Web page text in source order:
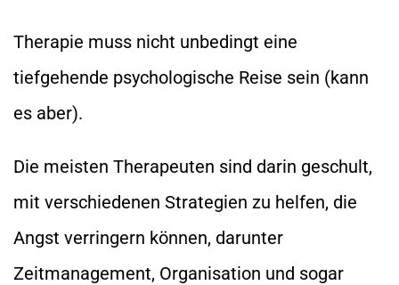
Therapie muss nicht unbedingt eine
tiefgehende psychologische Reise sein (kann
es aber).
Die meisten Therapeuten sind darin geschult,
mit verschiedenen Strategien zu helfen, die
Angst verringern können, darunter
Zeitmanagement, Organisation und sogar